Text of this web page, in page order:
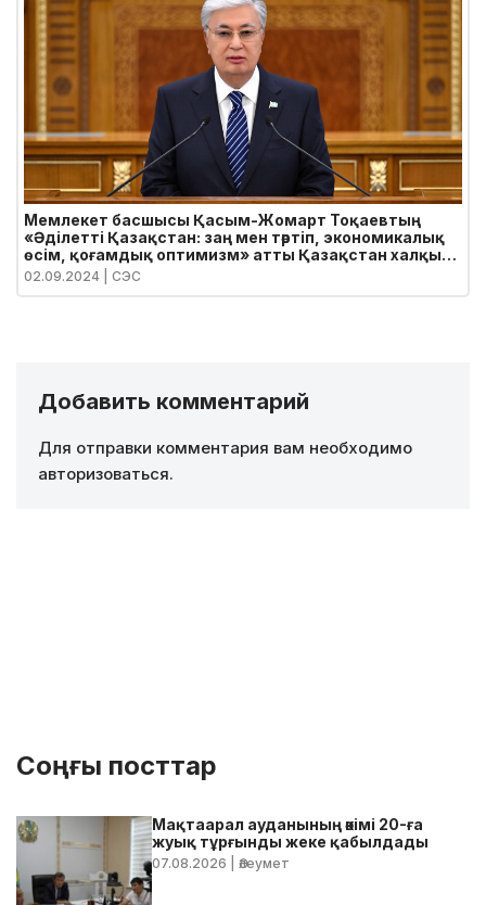
Мемлекет басшысы Қасым-Жомарт Тоқаевтың
«Әділетті Қазақстан: заң мен тәртіп, экономикалық
өсім, қоғамдық оптимизм» атты Қазақстан халқына
Жолдауы
02.09.2024 | СЭС
Добавить комментарий
Для отправки комментария вам необходимо
авторизоваться.
Соңғы посттар
Мақтаарал ауданының әкімі 20-ға
жуық тұрғынды жеке қабылдады
07.08.2026 | Әлеумет